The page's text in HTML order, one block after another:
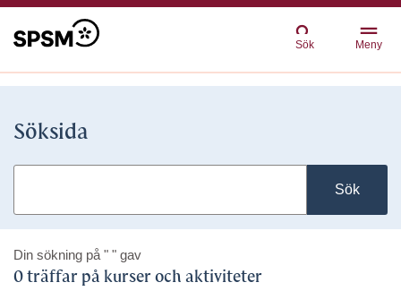
Sök Meny
Söksida
Sök
Din sökning på " " gav
0 träffar på kurser och aktiviteter